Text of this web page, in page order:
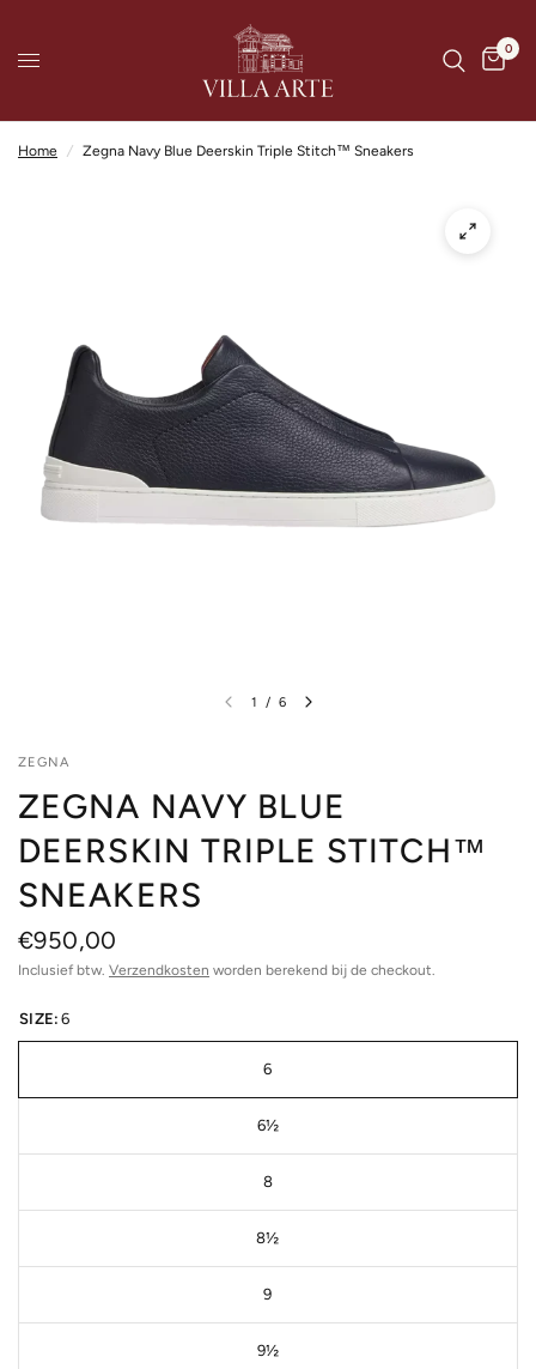
0
Home / Zegna Navy Blue Deerskin Triple Stitch™ Sneakers
1 / 6
ZEGNA
ZEGNA NAVY BLUE
DEERSKIN TRIPLE STITCH™
SNEAKERS
€950,00
Inclusief btw. Verzendkosten worden berekend bij de checkout.
SIZE: 6
6
6½
8
8½
9
9½